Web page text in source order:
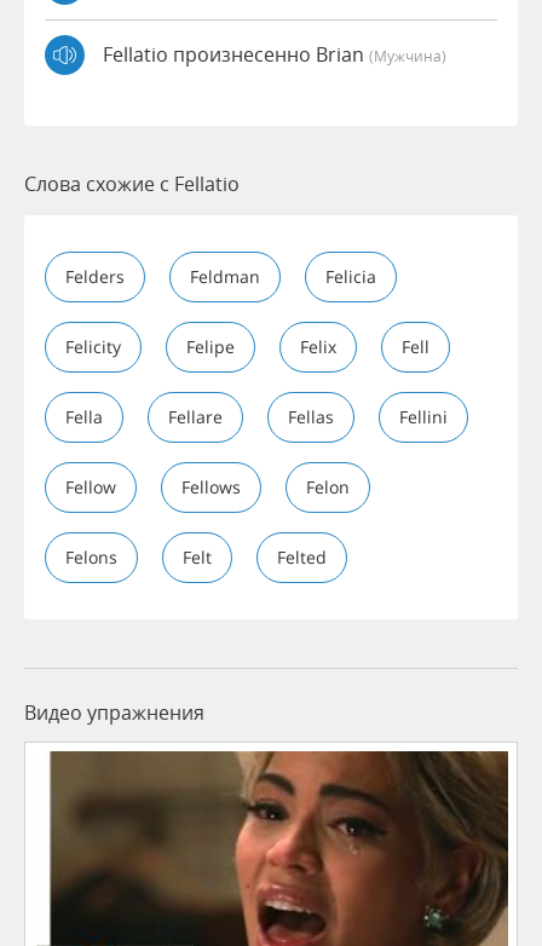
Fellatio произнесенно Brian (мужчина)
Слова схожие с Fellatio
Felders Feldman Felicia
Felicity Felipe Felix Fell
Fella Fellare Fellas Fellini
Fellow Fellows Felon
Felons Felt Felted
Видео упражнения